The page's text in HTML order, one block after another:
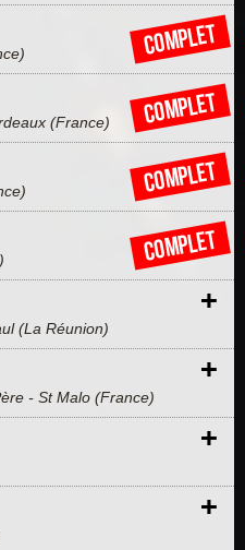
+
COMPLET
(France) +
COMPLET
+
COMPLET
+
COMPLET
(La Réunion) +
- St Malo (France) +
+
+